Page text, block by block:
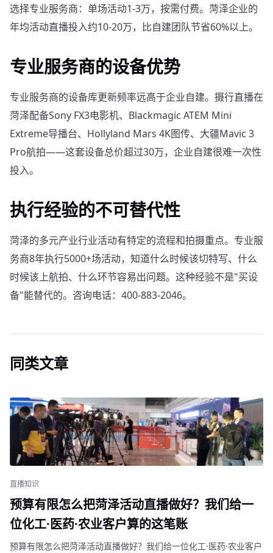
选择专业服务商：单场活动1-3万，按需付费。菏泽企业的
年均活动直播投入约10-20万，比自建团队节省60%以上。
专业服务商的设备优势
专业服务商的设备库更新频率远高于企业自建。摄行直播在
菏泽配备Sony FX3电影机、Blackmagic ATEM Mini
Extreme导播台、Hollyland Mars 4K图传、大疆Mavic 3
Pro航拍——这套设备总价超过30万，企业自建很难一次性
投入。
执行经验的不可替代性
菏泽的多元产业行业活动有特定的流程和拍摄重点。专业服
务商8年执行5000+场活动，知道什么时候该切特写、什么
时候该上航拍、什么环节容易出问题。这种经验不是"买设
备"能替代的。咨询电话：400-883-2046。
同类文章
直播知识
预算有限怎么把菏泽活动直播做好？我们给一
位化工·医药·农业客户算的这笔账
预算有限怎么把菏泽活动直播做好？我们给一位化工·医药·农业客户